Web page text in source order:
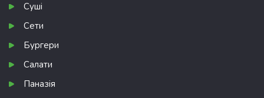
Суші
Сети
Бургери
Салати
Паназія